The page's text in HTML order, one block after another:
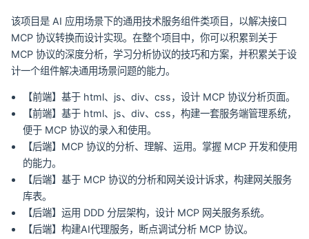
该项目是 AI 应用场景下的通用技术服务组件类项目，以解决接口
MCP 协议转换而设计实现。在整个项目中，你可以积累到关于
MCP 协议的深度分析，学习分析协议的技巧和方案，并积累关于设
计一个组件解决通用场景问题的能力。
【前端】基于 html、js、div、css，设计 MCP 协议分析页面。
【前端】基于 html、js、div、css，构建一套服务端管理系统，
便于 MCP 协议的录入和使用。
【后端】MCP 协议的分析、理解、运用。掌握 MCP 开发和使用
的能力。
【后端】基于 MCP 协议的分析和网关设计诉求，构建网关服务
库表。
【后端】运用 DDD 分层架构，设计 MCP 网关服务系统。
【后端】构建AI代理服务，断点调试分析 MCP 协议。